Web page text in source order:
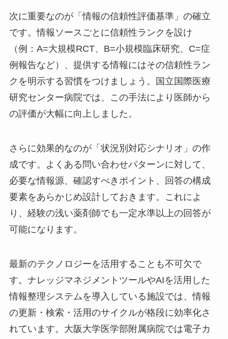
次に重要なのが「情報の信頼性評価基準」の確立
です。情報ソースごとに信頼性ランクを設け
（例：A=大規模RCT、B=小規模臨床研究、C=症
例報告など）、提供する情報にはその信頼性ラン
クを明示する習慣をつけましょう。国立国際医療
研究センター病院では、この手法により医師から
の評価が大幅に向上しました。
さらに効果的なのが「状況別対応シナリオ」の作
成です。よくある問い合わせパターンに対して、
必要な情報源、確認すべきポイント、回答の構成
要素をあらかじめ設計しておきます。これによ
り、経験の浅い薬剤師でも一定水準以上の回答が
可能になります。
最新のテクノロジーを活用することも不可欠で
す。ナレッジマネジメントツールやAIを活用した
情報整理システムを導入している施設では、情報
の更新・検索・活用のサイクルが格段に効率化さ
れています。大阪大学医学部附属病院では電子カ